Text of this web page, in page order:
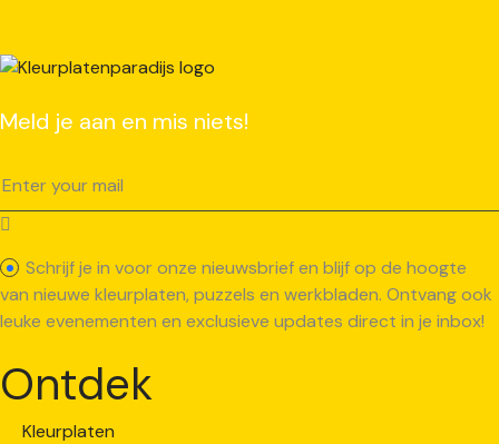
Meld je aan en mis niets!
Schrijf je in voor onze nieuwsbrief en blijf op de hoogte
van nieuwe kleurplaten, puzzels en werkbladen. Ontvang ook
leuke evenementen en exclusieve updates direct in je inbox!
Ontdek
Kleurplaten